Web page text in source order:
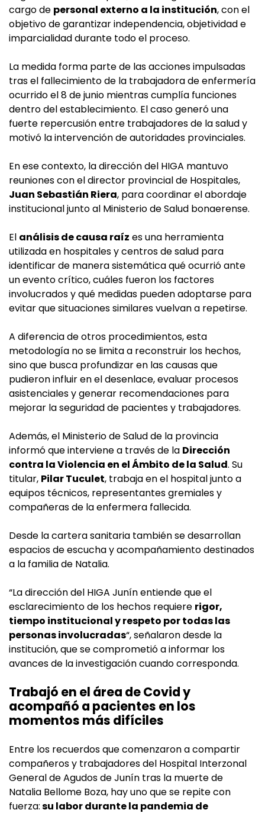
cargo de personal externo a la institución, con el
objetivo de garantizar independencia, objetividad e
imparcialidad durante todo el proceso.
La medida forma parte de las acciones impulsadas
tras el fallecimiento de la trabajadora de enfermería
ocurrido el 8 de junio mientras cumplía funciones
dentro del establecimiento. El caso generó una
fuerte repercusión entre trabajadores de la salud y
motivó la intervención de autoridades provinciales.
En ese contexto, la dirección del HIGA mantuvo
reuniones con el director provincial de Hospitales,
Juan Sebastián Riera, para coordinar el abordaje
institucional junto al Ministerio de Salud bonaerense.
El análisis de causa raíz es una herramienta
utilizada en hospitales y centros de salud para
identificar de manera sistemática qué ocurrió ante
un evento crítico, cuáles fueron los factores
involucrados y qué medidas pueden adoptarse para
evitar que situaciones similares vuelvan a repetirse.
A diferencia de otros procedimientos, esta
metodología no se limita a reconstruir los hechos,
sino que busca profundizar en las causas que
pudieron influir en el desenlace, evaluar procesos
asistenciales y generar recomendaciones para
mejorar la seguridad de pacientes y trabajadores.
Además, el Ministerio de Salud de la provincia
informó que interviene a través de la Dirección
contra la Violencia en el Ámbito de la Salud. Su
titular, Pilar Tuculet, trabaja en el hospital junto a
equipos técnicos, representantes gremiales y
compañeras de la enfermera fallecida.
Desde la cartera sanitaria también se desarrollan
espacios de escucha y acompañamiento destinados
a la familia de Natalia.
“La dirección del HIGA Junín entiende que el
esclarecimiento de los hechos requiere rigor,
tiempo institucional y respeto por todas las
personas involucradas“, señalaron desde la
institución, que se comprometió a informar los
avances de la investigación cuando corresponda.
Trabajó en el área de Covid y
acompañó a pacientes en los
momentos más difíciles
Entre los recuerdos que comenzaron a compartir
compañeros y trabajadores del Hospital Interzonal
General de Agudos de Junín tras la muerte de
Natalia Bellome Boza, hay uno que se repite con
fuerza:su labor durante la pandemia de